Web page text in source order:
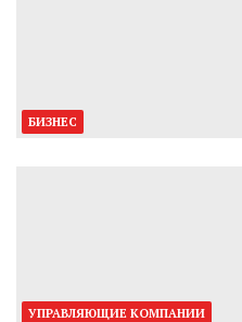
БИЗНЕС
УПРАВЛЯЮЩИЕ КОМПАНИИ